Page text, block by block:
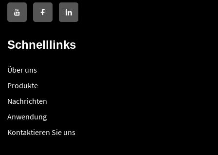
Schnelllinks
Über uns
Produkte
Nachrichten
Anwendung
Kontaktieren Sie uns